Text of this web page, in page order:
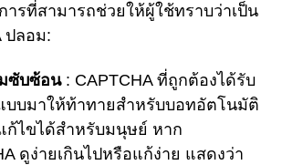
ารที่สามารถช่วยให้ผู้ใช้ทราบว่าเป็น
ปลอม:
ซับซ้อน: CAPTCHA ที่ถูกต้องได้รับ
บบมาให้ท้าทายสำหรับบอทอัตโนมัติ
ก้ไขได้สำหรับมนุษย์ หาก
ดูง่ายเกินไปหรือแก้ง่าย แสดงว่า